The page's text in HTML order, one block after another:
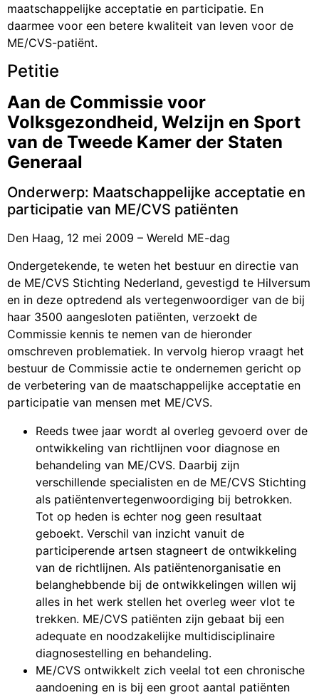
maatschappelijke acceptatie en participatie. En
daarmee voor een betere kwaliteit van leven voor de
ME/CVS-patiënt.
Petitie
Aan de Commissie voor
Volksgezondheid, Welzijn en Sport
van de Tweede Kamer der Staten
Generaal
Onderwerp: Maatschappelijke acceptatie en
participatie van ME/CVS patiënten
Den Haag, 12 mei 2009 – Wereld ME-dag
Ondergetekende, te weten het bestuur en directie van
de ME/CVS Stichting Nederland, gevestigd te Hilversum
en in deze optredend als vertegenwoordiger van de bij
haar 3500 aangesloten patiënten, verzoekt de
Commissie kennis te nemen van de hieronder
omschreven problematiek. In vervolg hierop vraagt het
bestuur de Commissie actie te ondernemen gericht op
de verbetering van de maatschappelijke acceptatie en
participatie van mensen met ME/CVS.
Reeds twee jaar wordt al overleg gevoerd over de
ontwikkeling van richtlijnen voor diagnose en
behandeling van ME/CVS. Daarbij zijn
verschillende specialisten en de ME/CVS Stichting
als patiëntenvertegenwoordiging bij betrokken.
Tot op heden is echter nog geen resultaat
geboekt. Verschil van inzicht vanuit de
participerende artsen stagneert de ontwikkeling
van de richtlijnen. Als patiëntenorganisatie en
belanghebbende bij de ontwikkelingen willen wij
alles in het werk stellen het overleg weer vlot te
trekken. ME/CVS patiënten zijn gebaat bij een
adequate en noodzakelijke multidisciplinaire
diagnosestelling en behandeling.
ME/CVS ontwikkelt zich veelal tot een chronische
aandoening en is bij een groot aantal patiënten